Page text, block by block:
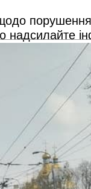
порушення
надсилайте